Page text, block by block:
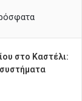
στο Καστέλι: